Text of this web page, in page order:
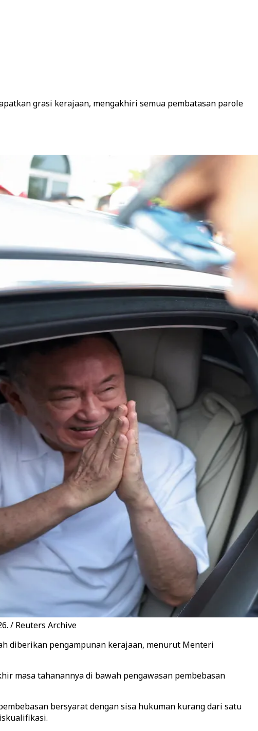
grasi kerajaan, mengakhiri semua pembatasan parole
/ Reuters Archive
diberikan pengampunan kerajaan, menurut Menteri
masa tahanannya di bawah pengawasan pembebasan
bersyarat dengan sisa hukuman kurang dari satu